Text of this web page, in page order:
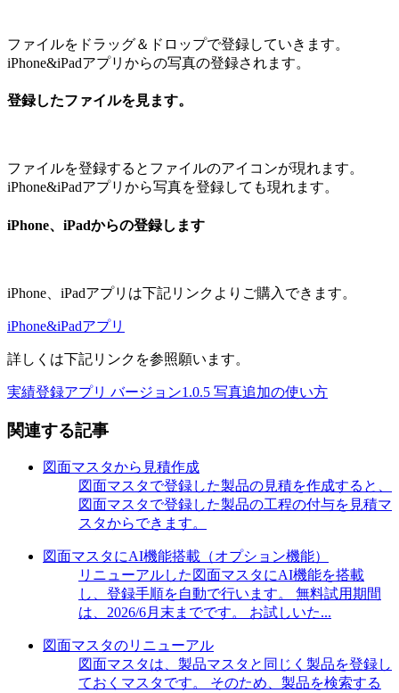
ファイルをドラッグ＆ドロップで登録していきます。
iPhone&iPadアプリからの写真の登録されます。
登録したファイルを見ます。
ファイルを登録するとファイルのアイコンが現れます。
iPhone&iPadアプリから写真を登録しても現れます。
iPhone、iPadからの登録します
iPhone、iPadアプリは下記リンクよりご購入できます。
iPhone&iPadアプリ
詳しくは下記リンクを参照願います。
実績登録アプリ バージョン1.0.5 写真追加の使い方
関連する記事
図面マスタから見積作成
図面マスタで登録した製品の見積を作成すると、
図面マスタで登録した製品の工程の付与を見積マ
スタからできます。
図面マスタにAI機能搭載（オプション機能）
リニューアルした図面マスタにAI機能を搭載
し、登録手順を自動で行います。 無料試用期間
は、2026/6月末までです。 お試しいた...
図面マスタのリニューアル
図面マスタは、製品マスタと同じく製品を登録し
ておくマスタです。 そのため、製品を検索する